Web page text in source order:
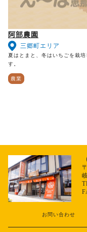
阿部農園
三郷町エリア
夏はとまと、冬はいちごを栽培
す。
農業
お問い合わせ